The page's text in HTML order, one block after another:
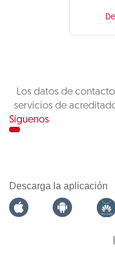
Los datos de
servicios de
Síguenos
Descarga la aplicación